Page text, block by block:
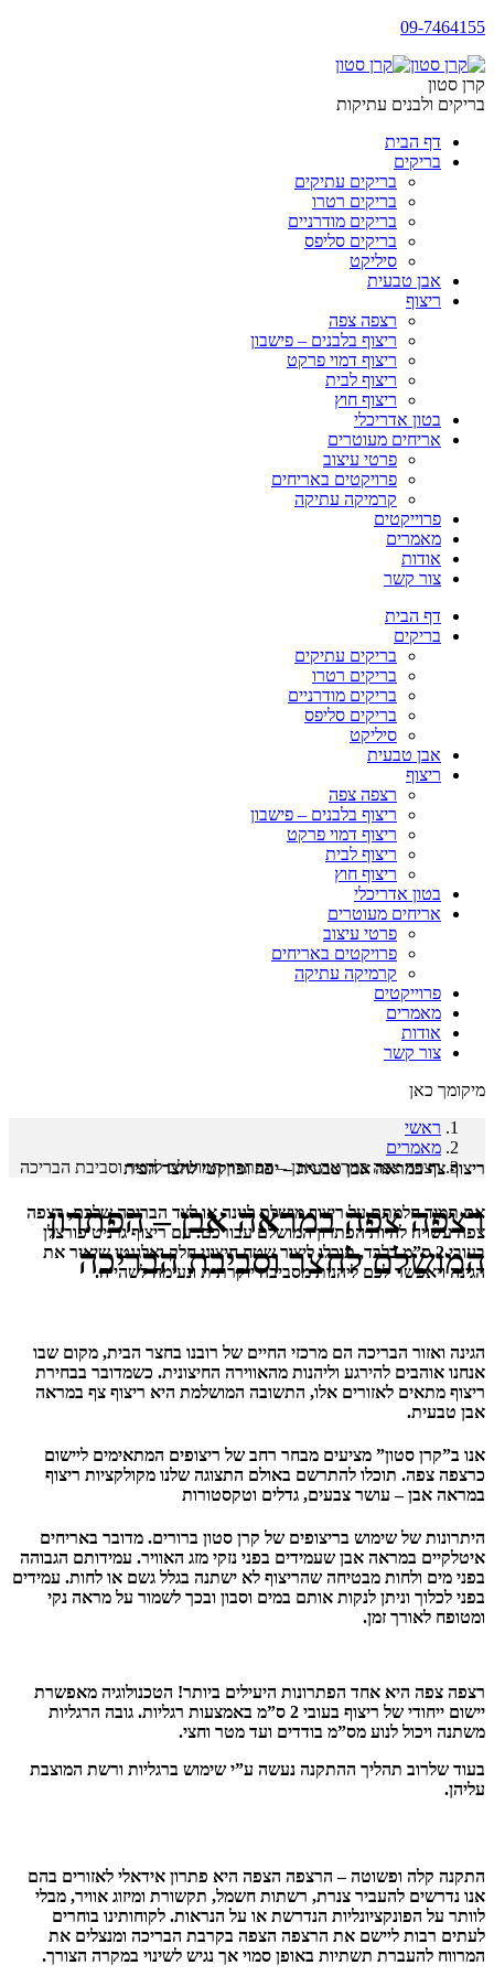
09-7464155
קרן סטון
בריקים ולבנים עתיקות
דף הבית
בריקים
בריקים עתיקים
בריקים רטרו
בריקים מודרניים
בריקים סליפס
סיליקט
אבן טבעית
ריצוף
רצפה צפה
ריצוף בלבנים – פישבון
ריצוף דמוי פרקט
ריצוף לבית
ריצוף חוץ
בטון אדריכלי
אריחים מעוטרים
פרטי עיצוב
פרויקטים באריחים
קרמיקה עתיקה
פרוייקטים
מאמרים
אודות
צור קשר
דף הבית
בריקים
בריקים עתיקים
בריקים רטרו
בריקים מודרניים
בריקים סליפס
סיליקט
אבן טבעית
ריצוף
רצפה צפה
ריצוף בלבנים – פישבון
ריצוף דמוי פרקט
ריצוף לבית
ריצוף חוץ
בטון אדריכלי
אריחים מעוטרים
פרטי עיצוב
פרויקטים באריחים
קרמיקה עתיקה
פרוייקטים
מאמרים
אודות
צור קשר
מיקומך כאן
ראשי
מאמרים
רצפה צפה במראה אבן – הפתרון המושלם לחצר וסביבת הבריכה
רצפה צפה במראה אבן – הפתרון
המושלם לחצר וסביבת הבריכה
ריצוף צף במראה אבן טבעית – יפה ופרקטי לחצר הבית
אם תמיד חלמתם על ריצוף מושלם לגינה או לצד הבריכה שלכם, רצפה
צפה עשויה להיות הפתרון המושלם עבורכם. עם ריצוף גרניט פורצלן
בעובי 2 ס”מ בלבד, תוכלו ליצור שטח חיצוני חלק ואלגנטי שיאיר את
הגינה ויאפשר לכם ליהנות מסביבה יוקרתית ונעימה לשהייה.
הגינה ואזור הבריכה הם מרכזי החיים של רובנו בחצר הבית, מקום שבו
אנחנו אוהבים להירגע וליהנות מהאווירה החיצונית. כשמדובר בבחירת
ריצוף מתאים לאזורים אלו, התשובה המושלמת היא ריצוף צף במראה
אבן טבעית.
אנו ב”קרן סטון” מציעים מבחר רחב של ריצופים המתאימים ליישום
כרצפה צפה. תוכלו להתרשם באולם התצוגה שלנו מקולקציות ריצוף
במראה אבן – עושר צבעים, גדלים וטקסטורות
היתרונות של שימוש בריצופים של קרן סטון ברורים. מדובר באריחים
איטלקיים במראה אבן שעמידים בפני נזקי מזג האוויר. עמידותם הגבוהה
בפני מים ולחות מבטיחה שהריצוף לא ישתנה בגלל גשם או לחות. עמידים
בפני לכלוך וניתן לנקות אותם במים וסבון ובכך לשמור על מראה נקי
ומטופח לאורך זמן.
רצפה צפה היא אחד הפתרונות היעילים ביותר! הטכנולוגיה מאפשרת
יישום ייחודי של ריצוף בעובי 2 ס”מ באמצעות רגליות. גובה הרגליות
משתנה ויכול לנוע מס”מ בודדים ועד מטר וחצי.
בעוד שלרוב תהליך ההתקנה נעשה ע”י שימוש ברגליות ורשת המוצבת
עליהן.
התקנה קלה ופשוטה – הרצפה הצפה היא פתרון אידאלי לאזורים בהם
אנו נדרשים להעביר צנרת, רשתות חשמל, תקשורת ומיזוג אוויר, מבלי
לוותר על הפונקציונליות הנדרשת או על הנראות. לקוחותינו בוחרים
לעתים רבות ליישם את הרצפה הצפה בקרבת הבריכה ומנצלים את
המרווח להעברת תשתיות באופן סמוי אך נגיש לשינוי במקרה הצורך.